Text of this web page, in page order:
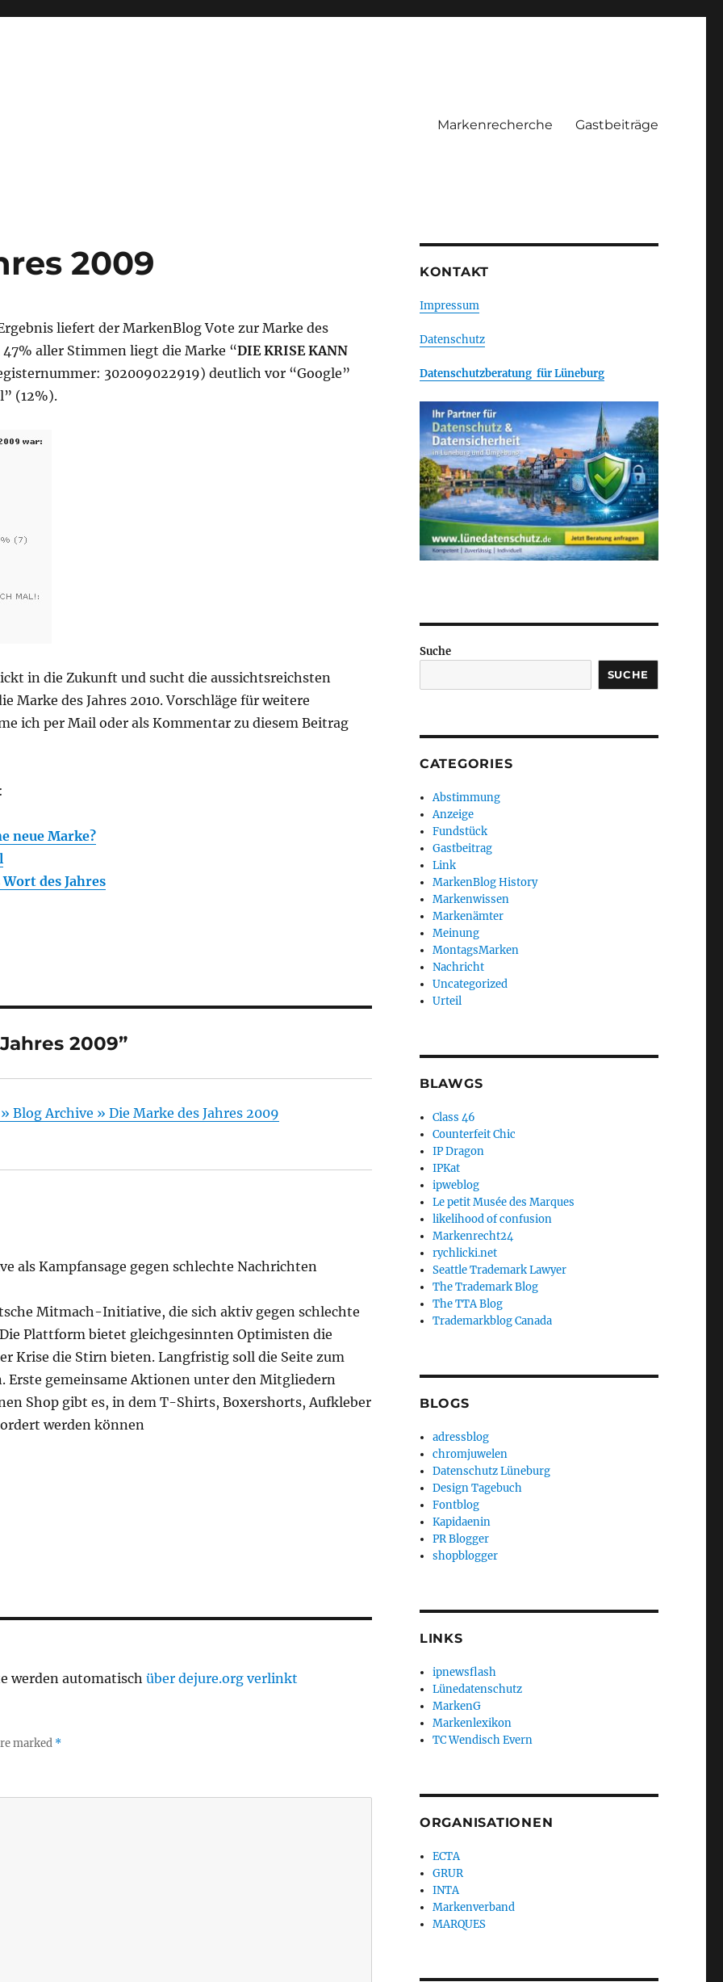
Markenrecherche Gastbeiträge
2009
liefert der MarkenBlog Vote zur Marke des
aller Stimmen liegt die Marke “DIE KRISE KANN
302009022919) deutlich vor “Google”
(12%).
in die Zukunft und sucht die aussichtsreichsten
Marke des Jahres 2010. Vorschläge für weitere
ich per Mail oder als Kommentar zu diesem Beitrag
neue Marke?
des Jahres
2009”
Archive » Die Marke des Jahres 2009
als Kampfansage gegen schlechte Nachrichten
Mitmach-Initiative, die sich aktiv gegen schlechte
Plattform bietet gleichgesinnten Optimisten die
Krise die Stirn bieten. Langfristig soll die Seite zum
Erste gemeinsame Aktionen unter den Mitgliedern
Shop gibt es, in dem T-Shirts, Boxershorts, Aufkleber
werden können
werden automatischüber dejure.org verlinkt
marked *
KONTAKT
Impressum
Datenschutz
Datenschutzberatung für Lüneburg
Suche
SUCHE
CATEGORIES
Abstimmung
Anzeige
Fundstück
Gastbeitrag
Link
MarkenBlog History
Markenwissen
Markenämter
Meinung
MontagsMarken
Nachricht
Uncategorized
Urteil
BLAWGS
Class 46
Counterfeit Chic
IP Dragon
IPKat
ipweblog
Le petit Musée des Marques
likelihood of confusion
Markenrecht24
rychlicki.net
Seattle Trademark Lawyer
The Trademark Blog
The TTA Blog
Trademarkblog Canada
BLOGS
adressblog
chromjuwelen
Datenschutz Lüneburg
Design Tagebuch
Fontblog
Kapidaenin
PR Blogger
shopblogger
LINKS
ipnewsflash
Lünedatenschutz
MarkenG
Markenlexikon
TC Wendisch Evern
ORGANISATIONEN
ECTA
GRUR
INTA
Markenverband
MARQUES